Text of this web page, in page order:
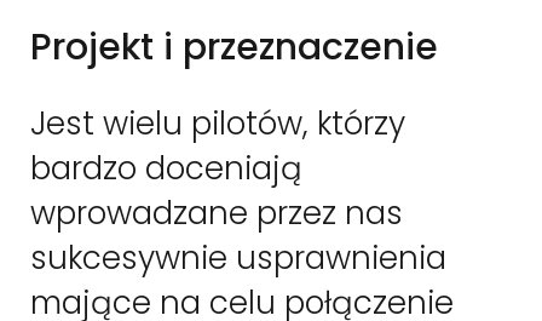
Projekt i przeznaczenie
Jest wielu pilotów, którzy
bardzo doceniają
wprowadzane przez nas
sukcesywnie usprawnienia
mające na celu połączenie